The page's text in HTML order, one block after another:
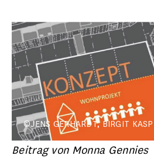
©JENS GERHARDT, BIRGIT
Beitrag von Monna Gennies